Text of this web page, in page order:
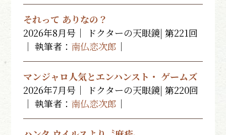
それって ありなの？
2026年8月号｜ ドクターの天眼鏡| 第221回
｜ 執筆者： 南仏恋次郎 ｜
マンジャロ人気とエンハンスト・ ゲームズ
2026年7月号｜ ドクターの天眼鏡| 第220回
｜ 執筆者： 南仏恋次郎 ｜